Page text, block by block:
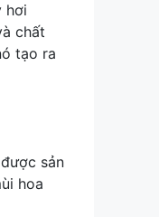
hơi
chất
tạo ra
sản
hoa